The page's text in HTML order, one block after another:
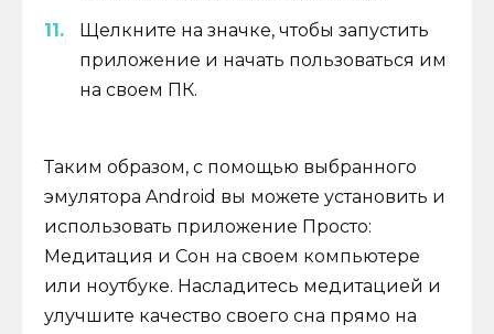
Щелкните на значке, чтобы запустить
приложение и начать пользоваться им
на своем ПК.
Таким образом, с помощью выбранного
эмулятора Android вы можете установить и
использовать приложение Просто:
Медитация и Сон на своем компьютере
или ноутбуке. Насладитесь медитацией и
улучшите качество своего сна прямо на